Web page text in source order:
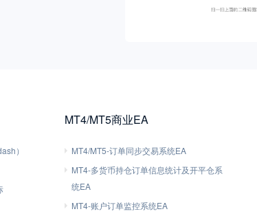
）
MT4/MT5商业EA
MT4/MT5-订单同步交易系统EA
MT4-多货币持仓订单信息统计及开平仓系
统EA
MT4-账户订单监控系统EA